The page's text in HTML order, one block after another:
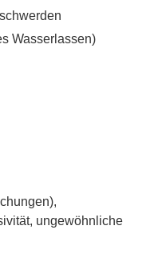
Wasserlassen)
ungewöhnliche